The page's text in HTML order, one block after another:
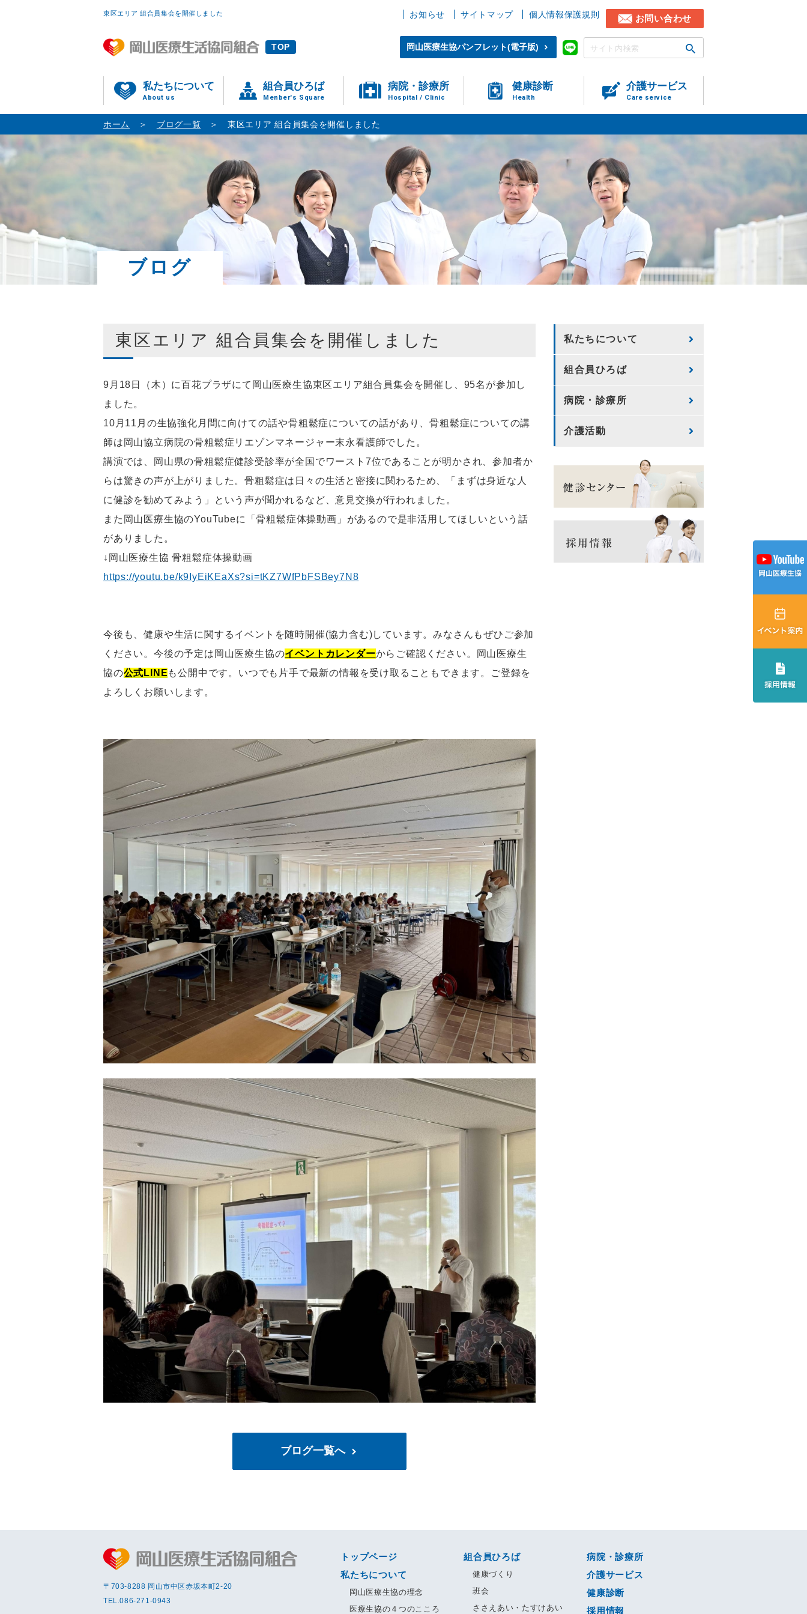
東区エリア 組合員集会を開催しました お知らせ サイトマップ 個人情報保護規則 お問い合わせ
TOP 岡山医療生協パンフレット(電子版)
私たちについて
About us
組合員ひろば
Menber's Square
病院・診療所
Hospital / Clinic
健康診断
Health
介護サービス
Care service
ホーム ブログ一覧 東区エリア 組合員集会を開催しました
ブログ
東区エリア 組合員集会を開催しました
9月18日（木）に百花プラザにて岡山医療生協東区エリア組合員集会を開催し、95名が参加し
ました。
10月11月の生協強化月間に向けての話や骨粗鬆症についての話があり、骨粗鬆症についての講
師は岡山協立病院の骨粗鬆症リエゾンマネージャー末永看護師でした。
講演では、岡山県の骨粗鬆症健診受診率が全国でワースト7位であることが明かされ、参加者か
らは驚きの声が上がりました。骨粗鬆症は日々の生活と密接に関わるため、「まずは身近な人
に健診を勧めてみよう」という声が聞かれるなど、意見交換が行われました。
また岡山医療生協のYouTubeに「骨粗鬆症体操動画」があるので是非活用してほしいという話
がありました。
↓岡山医療生協 骨粗鬆症体操動画
https://youtu.be/k9IyEiKEaXs?si=tKZ7WfPbFSBey7N8
今後も、健康や生活に関するイベントを随時開催(協力含む)しています。みなさんもぜひご参加
ください。今後の予定は岡山医療生協のイベントカレンダーからご確認ください。
岡山医療生
協の公式LINE も公開中です。いつでも片手で最新の情報を受け取ることもできます。ご登録を
よろしくお願いします。
ブログ一覧へ
私たちについて
組合員ひろば
病院・診療所
介護活動
〒703-8288 岡⼭市中区赤坂本町2-20
TEL.086-271-0943
トップページ
私たちについて
岡山医療生協の理念
医療生協の４つのこころ
組合員ひろば
健康づくり
班会
ささえあい・たすけあい
病院・診療所
介護サービス
健康診断
採用情報